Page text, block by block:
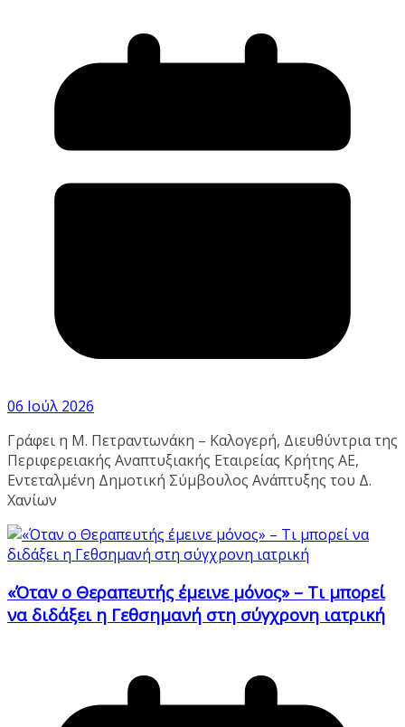
06 Ιούλ 2026
Γράφει η Μ. Πετραντωνάκη – Καλογερή, Διευθύντρια της
Περιφερειακής Αναπτυξιακής Εταιρείας Κρήτης ΑΕ,
Εντεταλμένη Δημοτική Σύμβουλος Ανάπτυξης του Δ.
Χανίων
«Όταν ο Θεραπευτής έμεινε μόνος» – Τι μπορεί
να διδάξει η Γεθσημανή στη σύγχρονη ιατρική